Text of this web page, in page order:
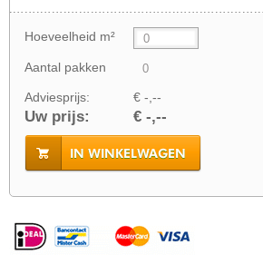
Hoeveelheid m²
Aantal pakken
Adviesprijs: € -,--
Uw prijs: € -,--
IN WINKELWAGEN